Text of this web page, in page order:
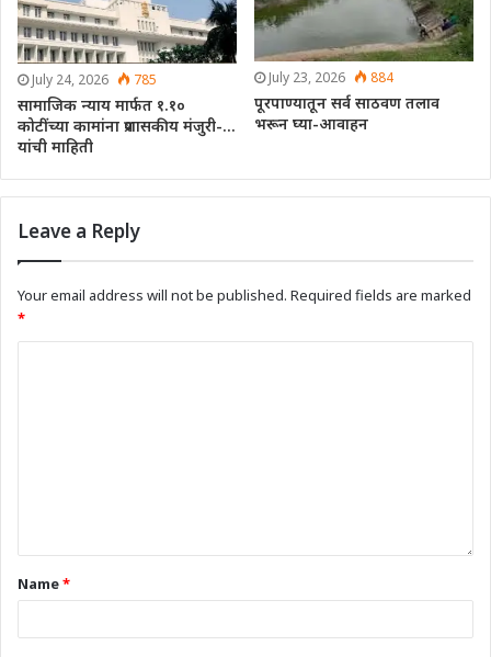
July 24, 2026 785
सामाजिक न्याय मार्फत १.१०
कोटींच्या कामांना प्रशासकीय मंजुरी-…
यांची माहिती
July 23, 2026 884
पूरपाण्यातून सर्व साठवण तलाव
भरून घ्या-आवाहन
Leave a Reply
Your email address will not be published. Required fields are marked
*
Name*